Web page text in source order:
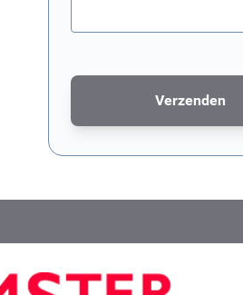
Verzenden
Dit formulier wordt